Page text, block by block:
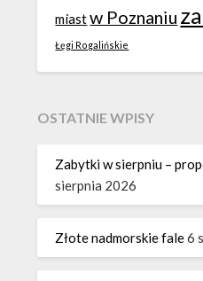
miastw Poznaniu
Łęgi Rogalińskie
OSTATNIE WPISY
Zabytki w sierpniu –
sierpnia 2026
Złote nadmorskie fale6